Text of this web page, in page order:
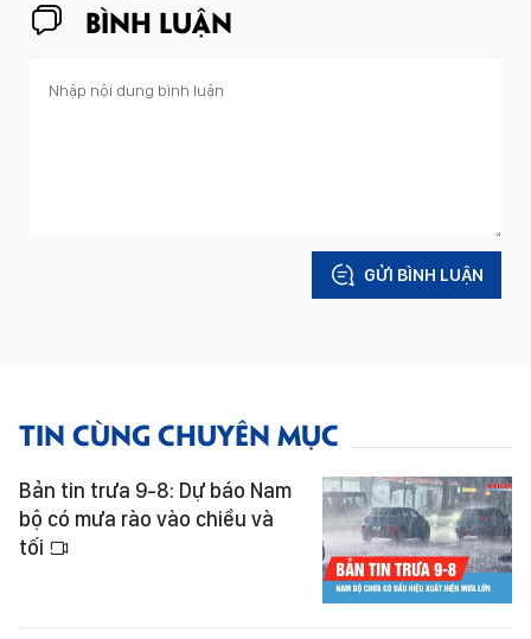
BÌNH LUẬN
GỬI BÌNH LUẬN
TIN CÙNG CHUYÊN MỤC
Bản tin trưa 9-8: Dự báo Nam
bộ có mưa rào vào chiều và
tối